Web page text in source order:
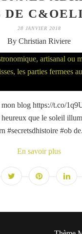
DE
28 JANVIER 2018
By Christian Riviere
mon blog https://t.co/
que le soleil
#secretsdhistoire #ob
En savoir plus